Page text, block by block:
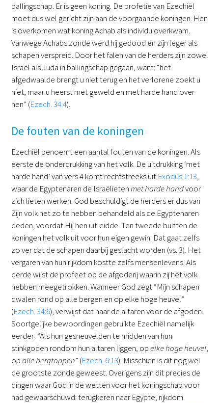
ballingschap. Er is geen koning. De profetie van Ezechiël
moet dus wel gericht zijn aan de voorgaande koningen. Hen
is overkomen wat koning Achab als individu overkwam.
Vanwege Achabs zonde werd hij gedood en zijn leger als
schapen verspreid. Door het falen van de herders zijn zowel
Israël als Juda in ballingschap gegaan, want: “het
afgedwaalde brengt u niet terug en het verlorene zoekt u
niet, maar u heerst met geweld en met harde hand over
hen” (Ezech. 34:4).
De fouten van de koningen
Ezechiël benoemt een aantal fouten van de koningen. Als
eerste de onderdrukking van het volk. De uitdrukking ‘met
harde hand’ van vers 4 komt rechtstreeks uit Exodus 1:13,
waar de Egyptenaren de Israëlietenmet harde handvoor
zich lieten werken. God beschuldigt de herders er dus van
Zijn volk net zo te hebben behandeld als de Egyptenaren
deden, voordat Hij hen uitleidde. Ten tweede buitten de
koningen het volk uit voor hun eigen gewin. Dat gaat zelfs
zo ver dat de schapen daarbij geslacht worden (vs. 3). Het
vergaren van hun rijkdom kostte zelfs mensenlevens. Als
derde wijst de profeet op de afgoderij waarin zij het volk
hebben meegetrokken. Wanneer God zegt “Mijn schapen
dwalen rond op alle bergen en op elke hoge heuvel”
(Ezech. 34:6), verwijst dat naar de altaren voor de afgoden.
Soortgelijke bewoordingen gebruikte Ezechiël namelijk
eerder: “Als hun gesneuvelden te midden van hun
stinkgoden rondom hun altaren liggen, opelke hoge heuvel,
opalle bergtoppen” (Ezech. 6:13). Misschien is dit nog wel
de grootste zonde geweest. Overigens zijn dit precies de
dingen waar God in de wetten voor het koningschap voor
had gewaarschuwd: terugkeren naar Egypte, rijkdom